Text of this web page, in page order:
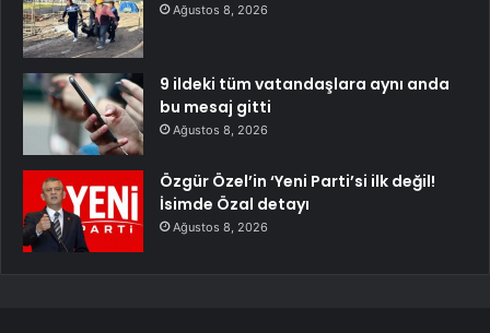
Ağustos 8, 2026
9 ildeki tüm vatandaşlara aynı anda
bu mesaj gitti
Ağustos 8, 2026
Özgür Özel’in ‘Yeni Parti’si ilk değil!
İsimde Özal detayı
Ağustos 8, 2026